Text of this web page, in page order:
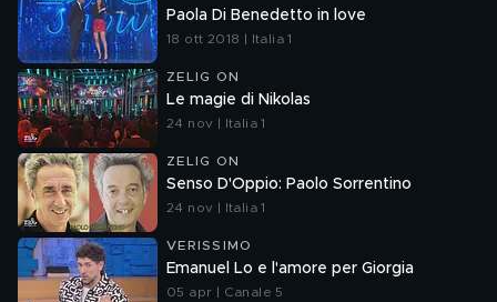
Paola Di Benedetto in love
18 ott 2018 | Italia 1
ZELIG ON
Le magie di Nikolas
24 nov | Italia 1
ZELIG ON
Senso D'Oppio: Paolo Sorrentino
24 nov | Italia 1
VERISSIMO
Emanuel Lo e l'amore per Giorgia
05 apr | Canale 5